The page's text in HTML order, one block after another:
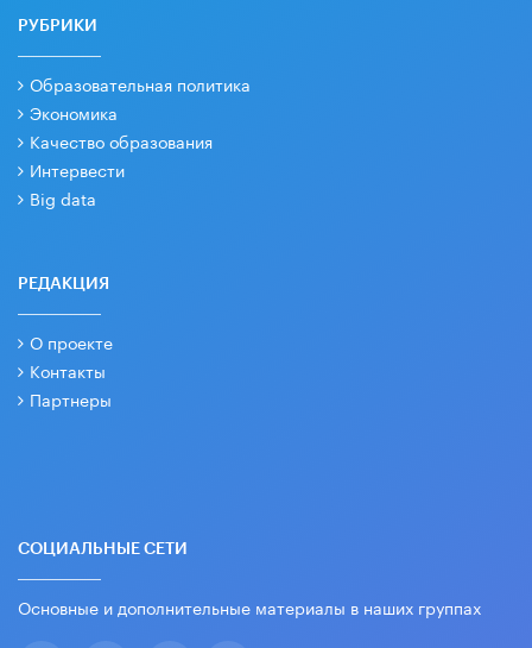
РУБРИКИ
Образовательная политика
Экономика
Качество образования
Интервести
Big data
РЕДАКЦИЯ
О проекте
Контакты
Партнеры
СОЦИАЛЬНЫЕ СЕТИ
Основные и дополнительные материалы в наших группах